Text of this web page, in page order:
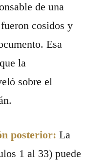
de una
cosidos y
Esa
la
sobre el
posterior: La
1 al 33) puede